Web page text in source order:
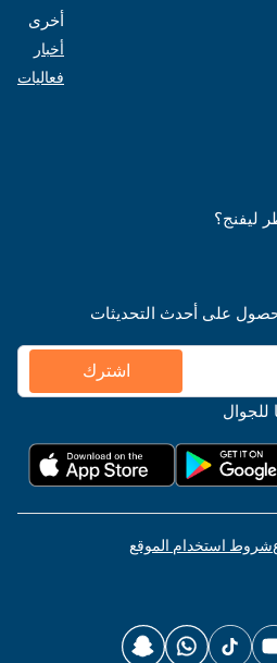
أخرى
أخبار
فعاليات
ليفنج؟
على أحدث التحديثات
اشترك
للجوال
شروط استخدام الموقع